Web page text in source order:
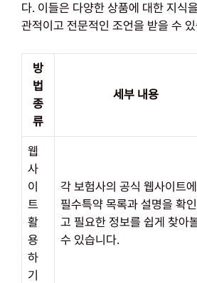
다. 이들은 다양한 상품에 대한 지식
관적이고 전문적인 조언을 받을 수
방
법
종
류
세부 내용
웹
사
이
트
활
용
하
기
각 보험사의 공식 웹사이트
필수특약 목록과 설명을 확
고 필요한 정보를 쉽게 찾아
수 있습니다.